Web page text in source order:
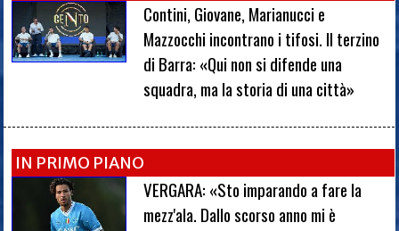
Contini, Giovane, Marianucci e
Mazzocchi incontrano i tifosi. Il terzino
di Barra: «Qui non si difende una
squadra, ma la storia di una città»
IN PRIMO PIANO
VERGARA: «Sto imparando a fare la
mezz'ala. Dallo scorso anno mi è